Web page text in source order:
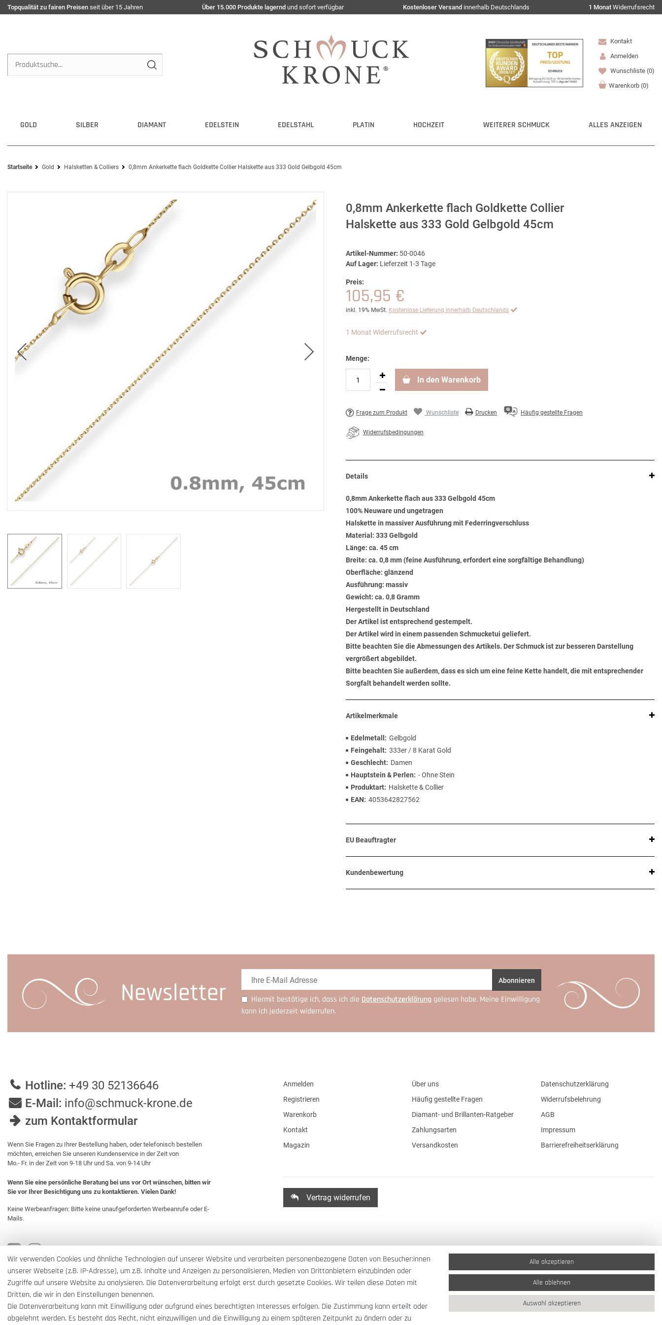
Topqualität zu fairen Preisen seit über 15 Jahren Über 15.000 Produkte lagernd und sofort verfügbar Kostenloser Versand innerhalb Deutschlands 1 Monat Widerrufsrecht
Kontakt
Anmelden
Wunschliste (0)
Warenkorb (0)
GOLD SILBER DIAMANT EDELSTEIN EDELSTAHL PLATIN HOCHZEIT WEITERER SCHMUCK ALLES ANZEIGEN
Startseite Gold Halsketten & Colliers 0,8mm Ankerkette flach Goldkette Collier Halskette aus 333 Gold Gelbgold 45cm
0,8mm Ankerkette flach Goldkette Collier
Halskette aus 333 Gold Gelbgold 45cm
Artikel-Nummer: 50-0046
Auf Lager: Lieferzeit 1-3 Tage
Preis:
105,95 €
inkl. 19% MwSt. Kostenlose Lieferung innerhalb Deutschlands
1 Monat Widerrufsrecht
Menge:
In den Warenkorb
Frage zum Produkt Wunschliste Drucken Häufig gestellte Fragen
Widerrufsbedingungen
Details
0,8mm Ankerkette flach aus 333 Gelbgold 45cm
100% Neuware und ungetragen
Halskette in massiver Ausführung mit Federringverschluss
Material: 333 Gelbgold
Länge: ca. 45 cm
Breite: ca. 0,8 mm (feine Ausführung, erfordert eine sorgfältige Behandlung)
Oberfläche: glänzend
Ausführung: massiv
Gewicht: ca. 0,8 Gramm
Hergestellt in Deutschland
Der Artikel ist entsprechend gestempelt.
Der Artikel wird in einem passenden Schmucketui geliefert.
Bitte beachten Sie die Abmessungen des Artikels. Der Schmuck ist zur besseren Darstellung
vergrößert abgebildet.
Bitte beachten Sie außerdem, dass es sich um eine feine Kette handelt, die mit entsprechender
Sorgfalt behandelt werden sollte.
Artikelmerkmale
Edelmetall
Gelbgold
Feingehalt 333er / 8 Karat Gold
Geschlecht
Damen
Hauptstein & Perlen
- Ohne Stein
Produktart
Halskette & Collier
EAN
4053642827562
EU Beauftragter
Kundenbewertung
Newsletter Abonnieren
Hiermit bestätige ich, dass ich die Daten­schutz­erklärung gelesen habe. Meine Einwilligung
kann ich jederzeit widerrufen.
Hotline: +49 30 52136646
E-Mail: info@schmuck-krone.de
zum Kontaktformular
Wenn Sie Fragen zu Ihrer Bestellung haben, oder telefonisch bestellen
möchten, erreichen Sie unseren Kundenservice in der Zeit von
Mo.- Fr. in der Zeit von 9-18 Uhr und Sa. von 9-14 Uhr
Wenn Sie eine persönliche Beratung bei uns vor Ort wünschen, bitten wir
Sie vor Ihrer Besichtigung uns zu kontaktieren. Vielen Dank!
Keine Werbeanfragen: Bitte keine unaufgeforderten Werbeanrufe oder E-
Mails.
Anmelden
Registrieren
Warenkorb
Kontakt
Magazin
Über uns
Häufig gestellte Fragen
Diamant- und Brillanten-Ratgeber
Zahlungsarten
Versandkosten
Datenschutzerklärung
Widerrufsbelehrung
AGB
Impressum
Barrierefreiheitserklärung
Vertrag widerrufen
Wir verwenden Cookies und ähnliche Technologien auf unserer Website und verarbeiten personenbezogene Daten von Besucher:innen
unserer Webseite (z.B. IP-Adresse), um z.B. Inhalte und Anzeigen zu personalisieren, Medien von Drittanbietern einzubinden oder
Zugriffe auf unsere Website zu analysieren. Die Datenverarbeitung erfolgt erst durch gesetzte Cookies. Wir teilen diese Daten mit
Dritten, die wir in den Einstellungen benennen.
Die Datenverarbeitung kann mit Einwilligung oder aufgrund eines berechtigten Interesses erfolgen. Die Zustimmung kann erteilt oder
abgelehnt werden. Es besteht das Recht, nicht einzuwilligen und die Einwilligung zu einem späteren Zeitpunkt zu ändern oder zu
Alle akzeptieren
Alle ablehnen
Auswahl akzeptieren